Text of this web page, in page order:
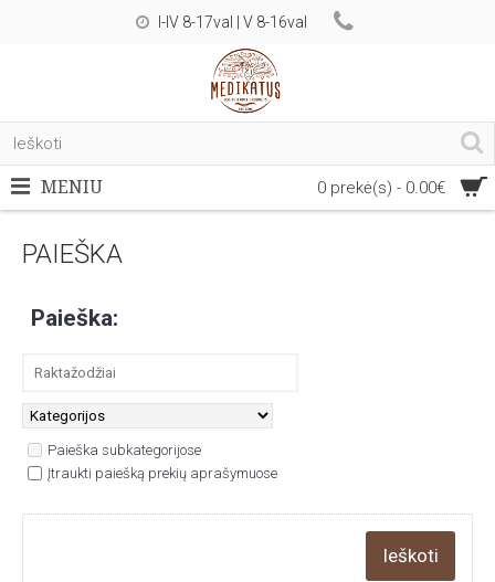
I-IV 8-17val | V 8-16val
0 prekė(s) - 0.00€
MENIU
PAIEŠKA
Paieška:
Paieška subkategorijose
Įtraukti paiešką prekių aprašymuose